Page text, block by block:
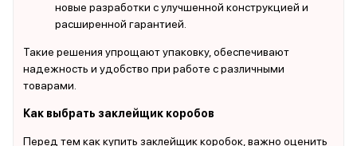
новые разработки с улучшенной конструкцией и
расширенной гарантией.
Такие решения упрощают упаковку, обеспечивают
надежность и удобство при работе с различными
товарами.
Как выбрать заклейщик коробов
Перед тем как купить заклейщик коробок, важно оценить